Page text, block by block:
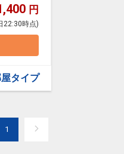
。
円
22:30時点)
タイプ
1